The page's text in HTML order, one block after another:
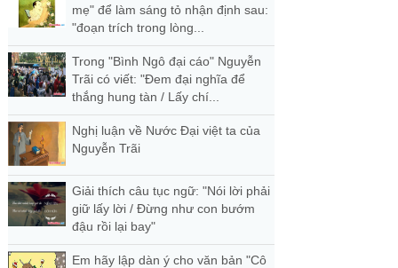
mẹ" để làm sáng tỏ nhận định sau:
"đoạn trích trong lòng...
Trong "Bình Ngô đại cáo" Nguyễn
Trãi có viết: "Đem đại nghĩa để
thắng hung tàn / Lấy chí...
Nghị luận về Nước Đại việt ta của
Nguyễn Trãi
Giải thích câu tục ngữ: "Nói lời phải
giữ lấy lời / Đừng như con bướm
đậu rồi lại bay"
Em hãy lập dàn ý cho văn bản "Cô